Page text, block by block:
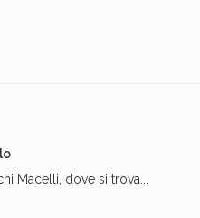
Macelli, dove si trova...